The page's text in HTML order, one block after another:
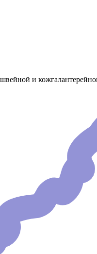
швейной и